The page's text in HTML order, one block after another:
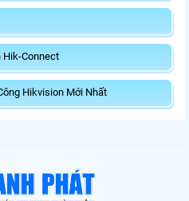
Hik-Connect
Hikvision Mới Nhất